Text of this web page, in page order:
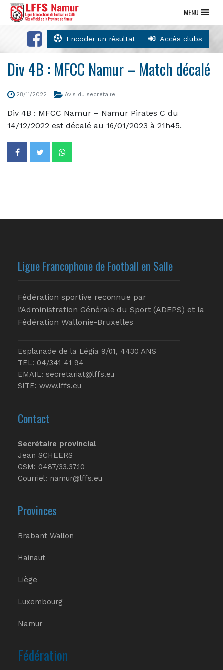
Encoder un résultat Accès clubs
MENU
Div 4B : MFCC Namur – Match décalé
28/11/2022 Avis du secrétaire
Div 4B : MFCC Namur – Namur Pirates C du
14/12/2022 est décalé au 16/01/2023 à 21h45.
Ligue Francophone de Football en Salle
Fédération sportive reconnue par
l’Administration Générale du Sport (ADEPS) et la
Fédération Wallonie-Bruxelles
Esplanade de la Légia 9/01, 4430 ANS
TEL: 04/341 41 94
EMAIL: secretariat@lffs.eu
SITE: www.lffs.eu
Contact
Secrétaire provincial
Jean SCHEERS
GSM: 0487/33.37.10
Courriel: namur@lffs.eu
Provinces
Brabant Wallon
Hainaut
Liège
Luxembourg
Namur
Fédération